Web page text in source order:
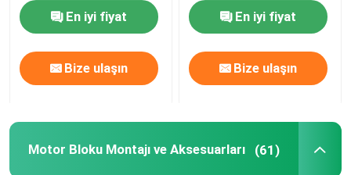
En iyi fiyat
Bize ulaşın
En iyi fiyat
Bize ulaşın
Motor Bloku Montajı ve Aksesuarları (61)